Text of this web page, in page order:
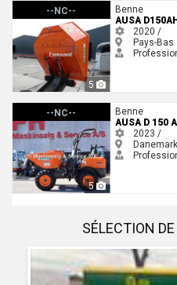
--NC--
5
Ausa D150AHG
Benne
AUSA
2020 /
Pays-Bas
--NC--
5
Ausa D 150 AHG
Benne
AUSA D 150
2023 /
Danemark
SÉLECTION